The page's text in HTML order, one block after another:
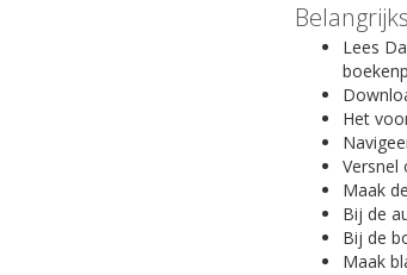
Lees
Het
Versnel
Maak
Bij de
Bij de
Maak